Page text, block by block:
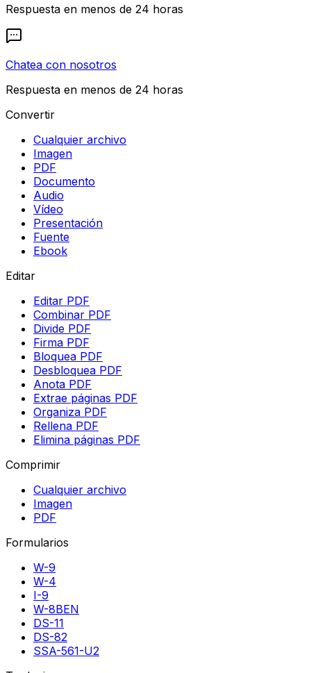
Respuesta en menos de 24 horas
Chatea con nosotros
Respuesta en menos de 24 horas
Convertir
Cualquier archivo
Imagen
PDF
Documento
Audio
Vídeo
Presentación
Fuente
Ebook
Editar
Editar PDF
Combinar PDF
Divide PDF
Firma PDF
Bloquea PDF
Desbloquea PDF
Anota PDF
Extrae páginas PDF
Organiza PDF
Rellena PDF
Elimina páginas PDF
Comprimir
Cualquier archivo
Imagen
PDF
Formularios
W-9
W-4
I-9
W-8BEN
DS-11
DS-82
SSA-561-U2